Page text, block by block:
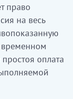
право
на весь
временном
оплата